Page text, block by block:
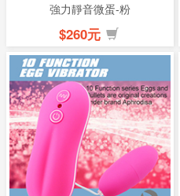
強力靜音微蛋-粉
$260元